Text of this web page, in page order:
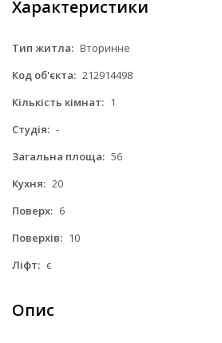
Характеристики
Тип житла: Вторинне
Код об'єкта: 212914498
Кількість кімнат: 1
Студія: -
Загальна площа: 56
Кухня: 20
Поверх: 6
Поверхів: 10
Ліфт: є
Опис